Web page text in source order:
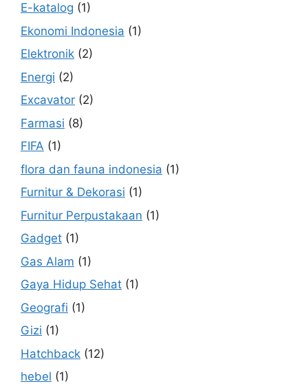
E-katalog (1)
Ekonomi Indonesia (1)
Elektronik (2)
Energi (2)
Excavator (2)
Farmasi (8)
FIFA (1)
flora dan fauna indonesia (1)
Furnitur & Dekorasi (1)
Furnitur Perpustakaan (1)
Gadget (1)
Gas Alam (1)
Gaya Hidup Sehat (1)
Geografi (1)
Gizi (1)
Hatchback (12)
hebel (1)